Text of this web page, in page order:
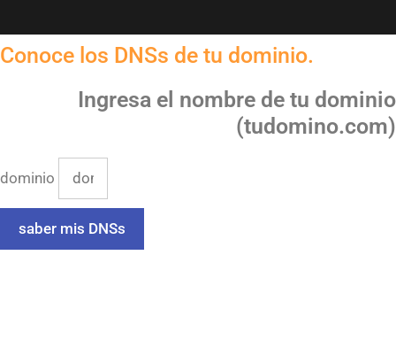
Conoce los DNSs de tu dominio.
Ingresa el nombre de tu dominio
(tudomino.com)
dominio
saber mis DNSs